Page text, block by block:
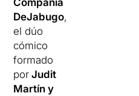
DeJabugo,
el dúo
cómico
formado
por Judit
Martín y